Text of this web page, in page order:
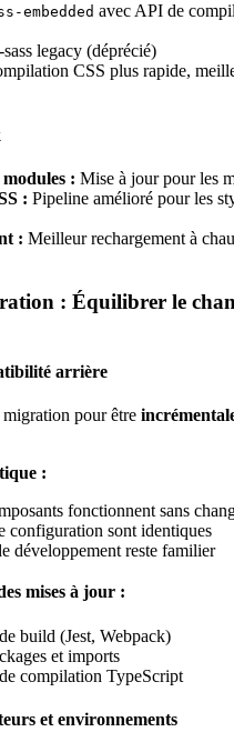
embedded avec API de
legacy (déprécié)
CSS plus rapide,
: Mise à jour pour les
: Pipeline amélioré pour les
: Meilleur rechargement à
: Équilibrer le
arrière
pour être
:
fonctionnent sans
configuration sont identiques
développement reste familier
mises à jour :
build (Jest, Webpack)
et imports
compilation TypeScript
et environnements